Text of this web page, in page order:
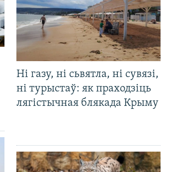
Ні газу, ні сьвятла, ні сувязі,
ні турыстаў: як праходзіць
лягістычная блякада Крыму